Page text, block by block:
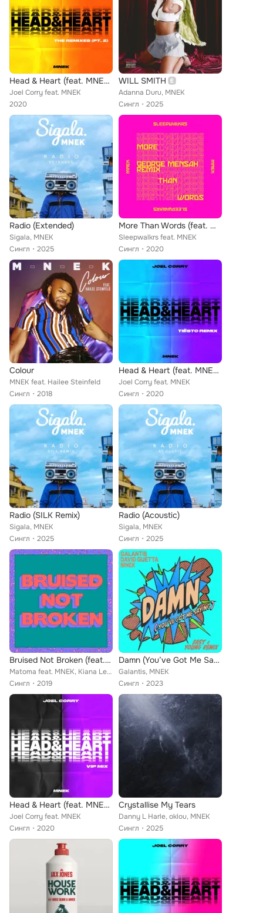
Head & Heart (feat. MNEK) (The Remixes Extended Pt. 2)
Joel Corry feat. MNEK
2020
WILL SMITH
Adanna Duru, MNEK
Сингл
2025
Radio (Extended)
Sigala, MNEK
Сингл
2025
More Than Words (feat. MNEK) (George Mensah Remix)
Sleepwalkrs feat. MNEK
Сингл
2020
Colour
MNEK feat. Hailee Steinfeld
Сингл
2018
Head & Heart (feat. MNEK) (Tiësto Remix)
Joel Corry feat. MNEK
Сингл
2020
Radio (SILK Remix)
Sigala, MNEK
Сингл
2025
Radio (Acoustic)
Sigala, MNEK
Сингл
2025
Bruised Not Broken (feat. MNEK & Kiana Ledé) (Merk & Kremont Remix)
Matoma feat. MNEK, Kiana Ledé
Сингл
2019
Damn (You’ve Got Me Saying) (East & Young Remix)
Galantis, MNEK
Сингл
2023
Head & Heart (feat. MNEK) (VIP Mix)
Joel Corry feat. MNEK
Сингл
2020
Crystallise My Tears
Danny L Harle, oklou, MNEK
Сингл
2025